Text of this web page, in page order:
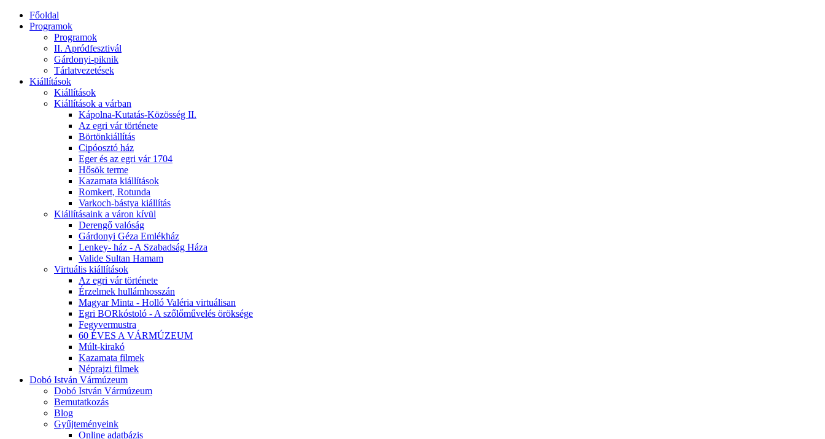
Főoldal
Programok
Programok
II. Apródfesztivál
Gárdonyi-piknik
Tárlatvezetések
Kiállítások
Kiállítások
Kiállítások a várban
Kápolna-Kutatás-Közösség II.
Az egri vár története
Börtönkiállítás
Cipóosztó ház
Eger és az egri vár 1704
Hősök terme
Kazamata kiállítások
Romkert, Rotunda
Varkoch-bástya kiállítás
Kiállításaink a váron kívül
Derengő valóság
Gárdonyi Géza Emlékház
Lenkey- ház - A Szabadság Háza
Valide Sultan Hamam
Virtuális kiállítások
Az egri vár története
Érzelmek hullámhosszán
Magyar Minta - Holló Valéria virtuálisan
Egri BORkóstoló - A szőlőművelés öröksége
Fegyvermustra
60 ÉVES A VÁRMÚZEUM
Múlt-kirakó
Kazamata filmek
Néprajzi filmek
Dobó István Vármúzeum
Dobó István Vármúzeum
Bemutatkozás
Blog
Gyűjteményeink
Online adatbázis